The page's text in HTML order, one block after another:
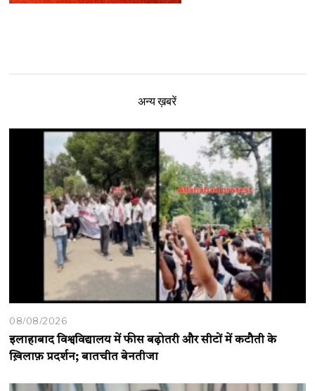
अन्य ख़बरें
08/08/2026
इलाहाबाद विश्वविद्यालय में फीस बढ़ोतरी और सीटों में कटौती के
ख़िलाफ़ प्रदर्शन; बातचीत बेनतीजा